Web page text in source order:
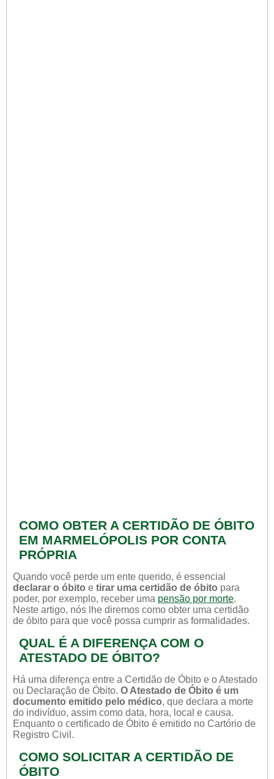
COMO OBTER A CERTIDÃO DE ÓBITO
EM MARMELÓPOLIS POR CONTA
PRÓPRIA
Quando você perde um ente querido, é essencial
declarar o óbito e tirar uma certidão de óbito para
poder, por exemplo, receber uma pensão por morte.
Neste artigo, nós lhe diremos como obter uma certidão
de óbito para que você possa cumprir as formalidades.
QUAL É A DIFERENÇA COM O
ATESTADO DE ÓBITO?
Há uma diferença entre a Certidão de Óbito e o Atestado
ou Declaração de Óbito. O Atestado de Óbito é um
documento emitido pelo médico, que declara a morte
do indivíduo, assim como data, hora, local e causa.
Enquanto o certificado de Óbito é emitido no Cartório de
Registro Civil.
COMO SOLICITAR A CERTIDÃO DE
ÓBITO